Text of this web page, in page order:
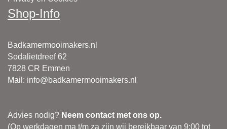
Shop-Info
Badkamermooimakers.nl
Sodalietdreef 62
7828 CR Emmen
Mail : info@badkamermooimakers.nl
Advies nodig? Neem contact met ons op.
(Op werkdagen ma t/m za zijn wij bereikbaar van 9:00 tot